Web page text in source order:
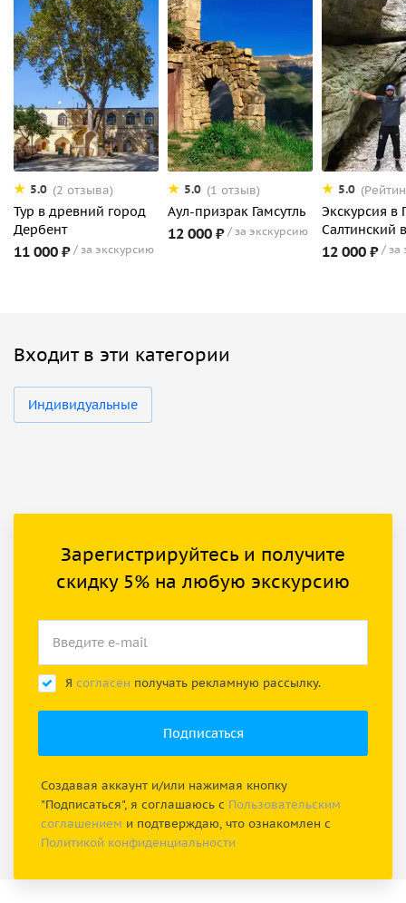
5.0 (2 отзыва)
Тур в древний город
Дербент
11 000 ₽ за экскурсию
5.0 (1 отзыв)
Аул-призрак Гамсутль
12 000 ₽ за экскурсию
5.0
Экскурсия в
Салтинский
12 000 ₽ за
Входит в эти категории
Индивидуальные
Зарегистрируйтесь и получите
скидку 5% на любую экскурсию
Я согласен получать рекламную рассылку.
Создавая аккаунт и/или нажимая кнопку
"Подписаться", я соглашаюсь с Пользовательским
соглашением и подтверждаю, что ознакомлен с
Политикой конфиденциальности